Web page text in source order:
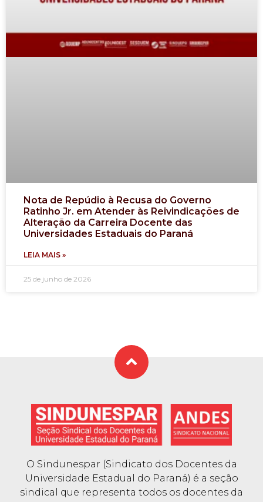
Nota de Repúdio à Recusa do Governo
Ratinho Jr. em Atender às Reivindicações de
Alteração da Carreira Docente das
Universidades Estaduais do Paraná
LEIA MAIS »
25 de junho de 2026
O Sindunespar (Sindicato dos Docentes da
Universidade Estadual do Paraná) é a seção
sindical que representa todos os docentes da